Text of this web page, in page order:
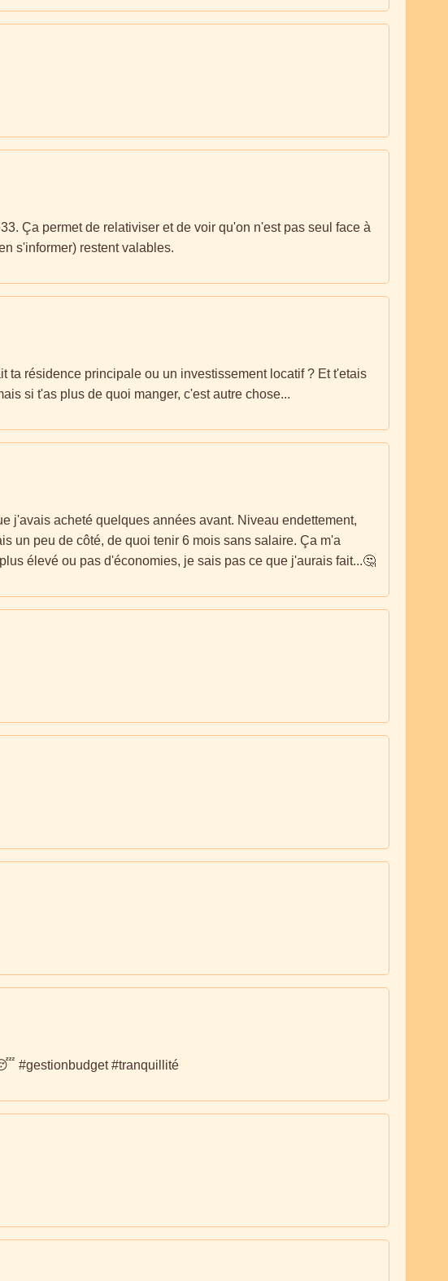
Ça permet de relativiser et de voir qu'on n'est pas seul face à
s'informer) restent valables.
ta résidence principale ou un investissement locatif ? Et t'etais
si t'as plus de quoi manger, c'est autre chose...
j'avais acheté quelques années avant. Niveau endettement,
un peu de côté, de quoi tenir 6 mois sans salaire. Ça m'a
élevé ou pas d'économies, je sais pas ce que j'aurais fait...🤔
#gestionbudget #tranquillité